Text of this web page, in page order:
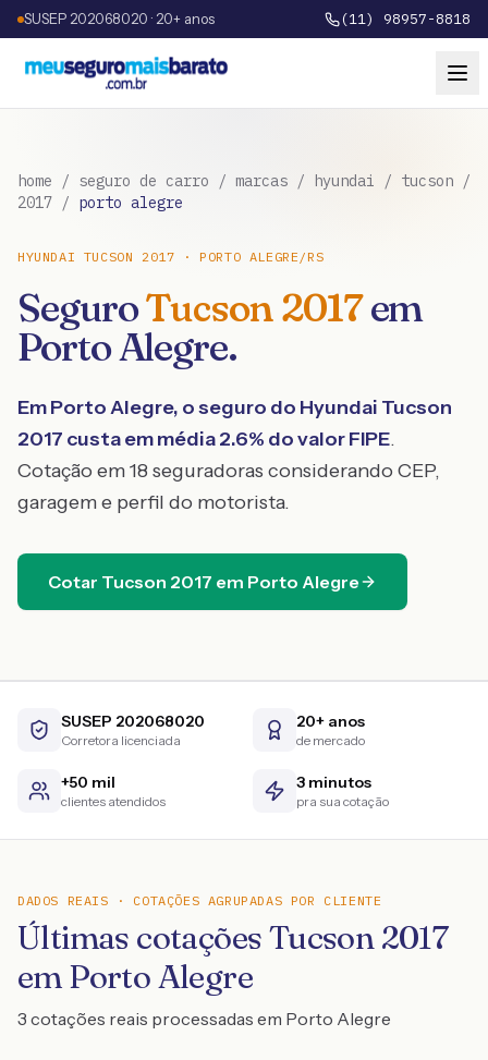
SUSEP 202068020 · 20+ anos (11) 98957-8818
home / seguro de carro / marcas / hyundai / tucson /
2017 / porto alegre
HYUNDAI TUCSON 2017 ·PORTO ALEGRE / RS
SeguroTucson2017em
Porto Alegre.
EmPorto Alegre, o seguro do Hyundai Tucson
2017 custa em média2.6% do valor FIPE.
Cotação em 18 seguradoras considerando CEP,
garagem e perfil do motorista.
Cotar Tucson 2017 em Porto Alegre
SUSEP 202068020
Corretora licenciada
20+ anos
de mercado
+50 mil
clientes atendidos
3 minutos
pra sua cotação
DADOS REAIS · COTAÇÕES AGRUPADAS POR CLIENTE
Últimas cotações Tucson 2017
em Porto Alegre
3 cotações reais processadas em Porto Alegre